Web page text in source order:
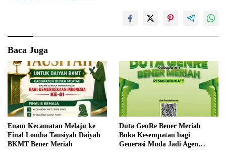
Baca Juga
Enam Kecamatan Melaju ke
Final Lomba Tausiyah Daiyah
BKMT Bener Meriah
Duta GenRe Bener Meriah
Buka Kesempatan bagi
Generasi Muda Jadi Agen